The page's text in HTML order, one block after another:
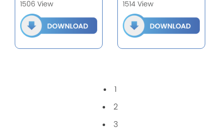
1506 View 1514 View
1
2
3